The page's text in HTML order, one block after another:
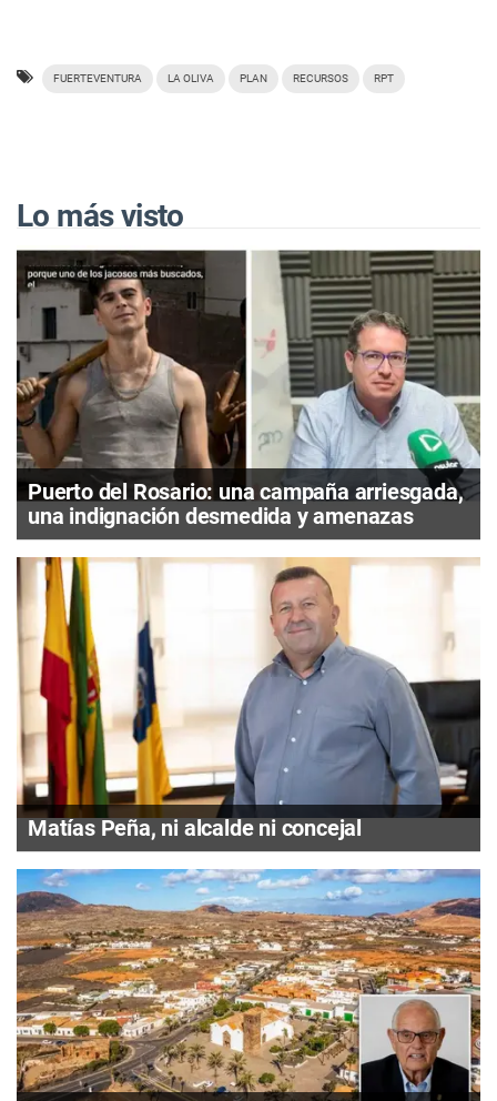
FUERTEVENTURA LA OLIVA PLAN RECURSOS RPT
Lo más visto
Puerto del Rosario: una campaña arriesgada,
una indignación desmedida y amenazas
Matías Peña, ni alcalde ni concejal